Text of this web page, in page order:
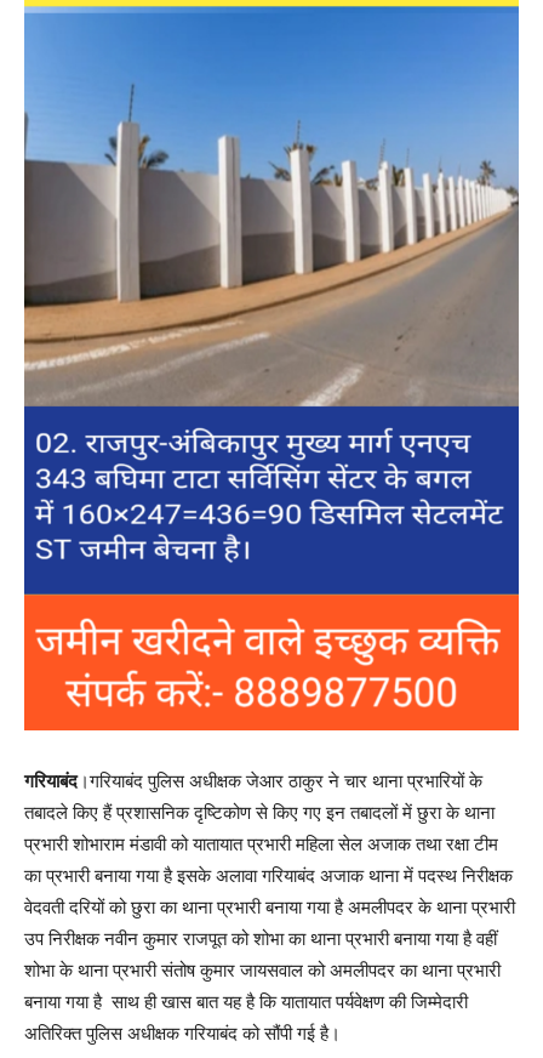
गरियाबंद।गरियाबंद पुलिस अधीक्षक जेआर ठाकुर ने चार थाना प्रभारियों के
तबादले किए हैं प्रशासनिक दृष्टिकोण से किए गए इन तबादलों में छुरा के थाना
प्रभारी शोभाराम मंडावी को यातायात प्रभारी महिला सेल अजाक तथा रक्षा टीम
का प्रभारी बनाया गया है इसके अलावा गरियाबंद अजाक थाना में पदस्थ निरीक्षक
वेदवती दरियों को छुरा का थाना प्रभारी बनाया गया है अमलीपदर के थाना प्रभारी
उप निरीक्षक नवीन कुमार राजपूत को शोभा का थाना प्रभारी बनाया गया है वहीं
शोभा के थाना प्रभारी संतोष कुमार जायसवाल को अमलीपदर का थाना प्रभारी
बनाया गया है साथ ही खास बात यह है कि यातायात पर्यवेक्षण की जिम्मेदारी
अतिरिक्त पुलिस अधीक्षक गरियाबंद को सौंपी गई है।